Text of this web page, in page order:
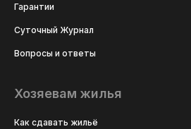
Гарантии
Суточный Журнал
Вопросы и ответы
Хозяевам жилья
Как сдавать жильё